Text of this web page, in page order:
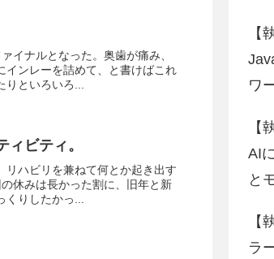
イナルとなった。奥歯が痛み、
インレーを詰めて、と書けばこれ
りといろいろ...
ビティ。
リハビリを兼ねて何とか起き出す
休みは長かった割に、旧年と新
りしたかっ...
【
ワ
【
AI
と
【
ラ